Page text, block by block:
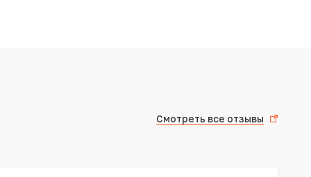
Смотреть все отзывы